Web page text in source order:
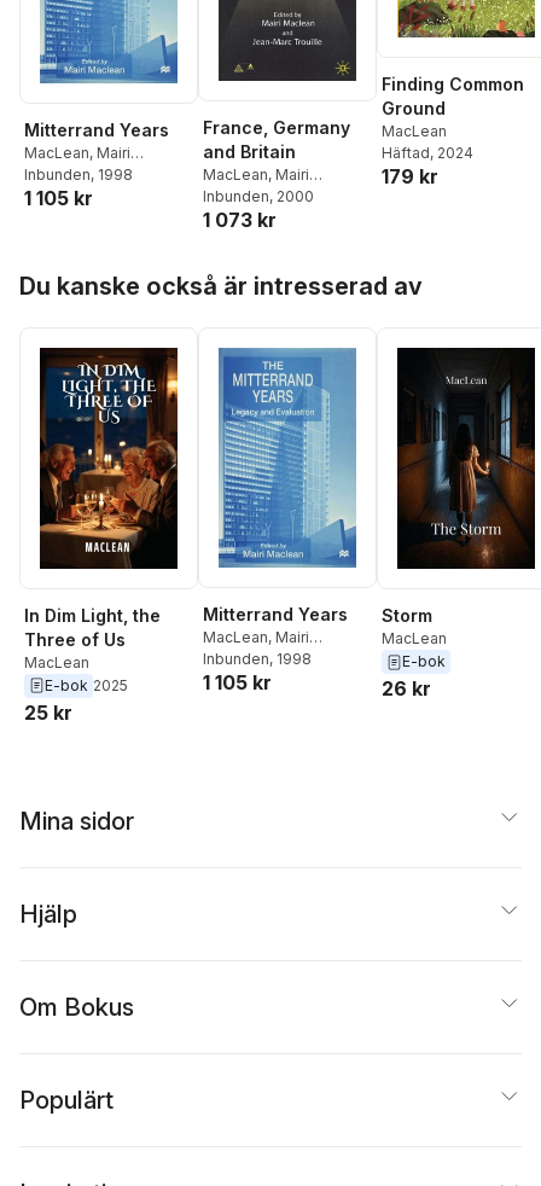
Mitterrand Years
MacLean, Mairi
Maclean
Inbunden, 1998
1 105 kr
France, Germany
and Britain
MacLean, Mairi
Maclean,J. Trouille
Inbunden, 2000
1 073 kr
Finding Common
Ground
MacLean
Häftad, 2024
179 kr
Du kanske också är intresserad av
In Dim Light, the
Three of Us
MacLean
E-bok 2025
25 kr
Mitterrand Years
MacLean, Mairi
Maclean
Inbunden, 1998
1 105 kr
Storm
MacLean
E-bok
26 kr
Mina sidor
Hjälp
Om Bokus
Populärt